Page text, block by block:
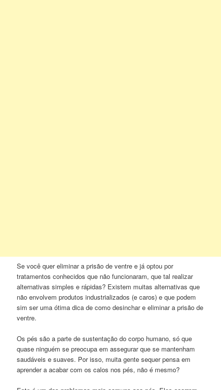
Se você quer eliminar a prisão de ventre e já optou por
tratamentos conhecidos que não funcionaram, que tal realizar
alternativas simples e rápidas? Existem muitas alternativas que
não envolvem produtos industrializados (e caros) e que podem
sim ser uma ótima dica de como desinchar e eliminar a prisão de
ventre.
Os pés são a parte de sustentação do corpo humano, só que
quase ninguém se preocupa em assegurar que se mantenham
saudáveis e suaves. Por isso, muita gente sequer pensa em
aprender a acabar com os calos nos pés, não é mesmo?